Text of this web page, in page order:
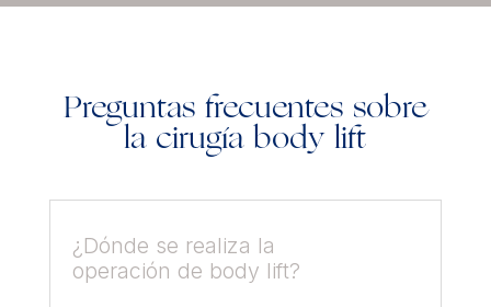
Preguntas frecuentes sobre
la cirugía body lift
¿Dónde se realiza la
operación de body lift?